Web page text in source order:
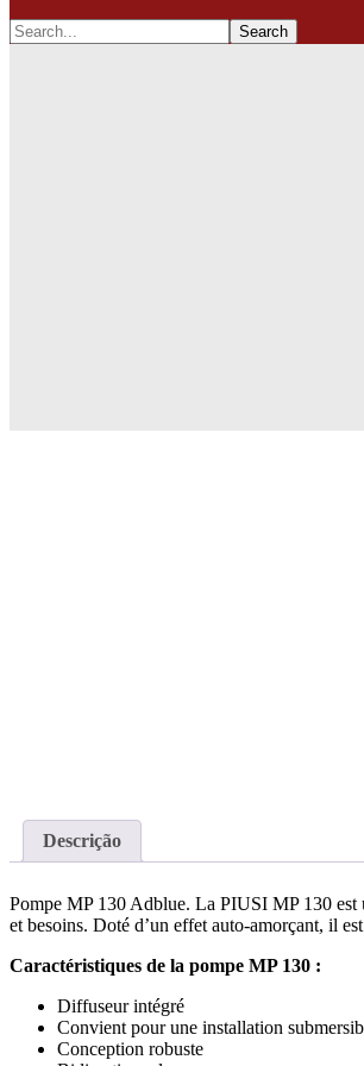
Descrição
Pompe MP 130 Adblue. La PIUSI MP 130 est
et besoins. Doté d’un effet auto-amorçant, il
Caractéristiques de la pompe MP 130 :
Diffuseur intégré
Convient pour une installation
Conception robuste